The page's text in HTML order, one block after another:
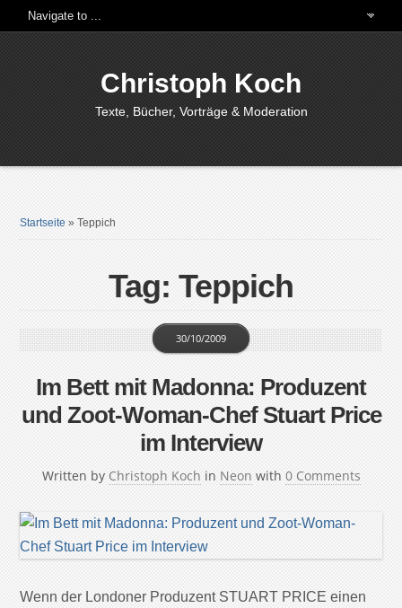
Christoph Koch
Texte, Bücher, Vorträge & Moderation
Startseite »Teppich
Tag: Teppich
Im Bett mit Madonna: Produzent
und Zoot-Woman-Chef Stuart Price
im Interview
Written by Christoph Koch
30/10/2009
in Neon with 0 Comments
Wenn der Londoner Produzent STUART PRICE einen